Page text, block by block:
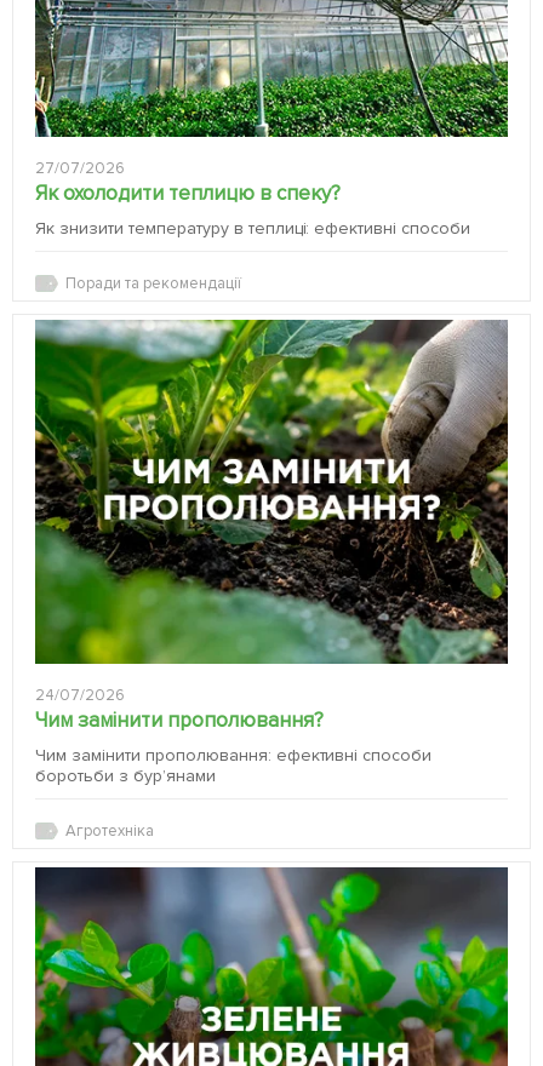
27/07/2026
Як охолодити теплицю в спеку?
Як знизити температуру в теплиці: ефективні способи
Поради та рекомендації
24/07/2026
Чим замінити прополювання?
Чим замінити прополювання: ефективні способи
боротьби з бур’янами
Агротехніка